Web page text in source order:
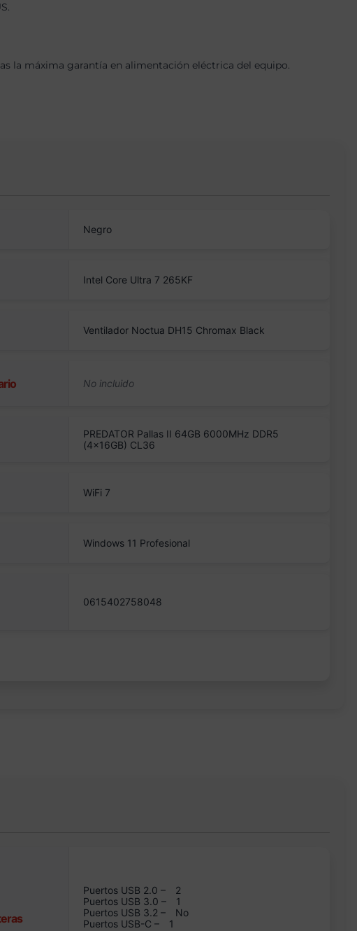
la máxima garantía en alimentación eléctrica del equipo.
Negro
Intel Core Ultra 7 265KF
Ventilador Noctua DH15 Chromax Black
PREDATOR Pallas II 64GB 6000MHz DDR5
(4x16GB) CL36
WiFi 7
Windows 11 Profesional
0615402758048
Puertos USB 2.0 –
2
Puertos USB 3.0 –
1
Puertos USB 3.2 –
No
Puertos USB-C –
1